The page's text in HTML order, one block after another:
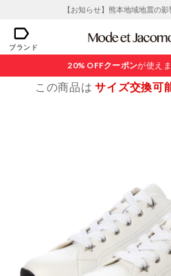
【お知らせ】熊本地域地震の
ブランド
20% OFFクーポンが使え
この商品はサイズ交換可